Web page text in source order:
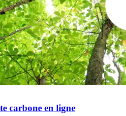
carbone en ligne